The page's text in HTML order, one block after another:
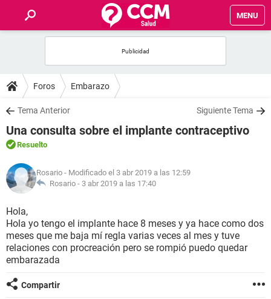
MENU
FOROS
SALUD
FAMILIA
NUTRICIÓN
SEXUALIDAD
GLOSARIO
Foros Embarazo
Tema Anterior Siguiente Tema
Una consulta sobre el implante contraceptivo
Resuelto
Rosario - Modificado el 3 abr 2019 a las 12:59
Rosario - 3 abr 2019 a las 17:40
Hola,
Hola yo tengo el implante hace 8 meses y ya hace como dos
meses que me baja mí regla varias veces al mes y tuve
relaciones con procreación pero se rompió puedo quedar
embarazada
Compartir